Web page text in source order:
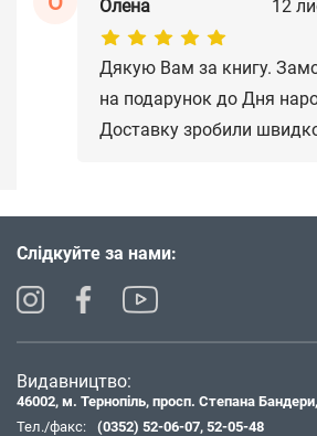
Олена 12
Дякую Вам за книгу.
на подарунок до Дня
Доставку зробили
Слідкуйте за нами:
Видавництво:
46002, м. Тернопіль, просп. Степана
Тел./факс:
(0352) 52-06-07, 52-05-48